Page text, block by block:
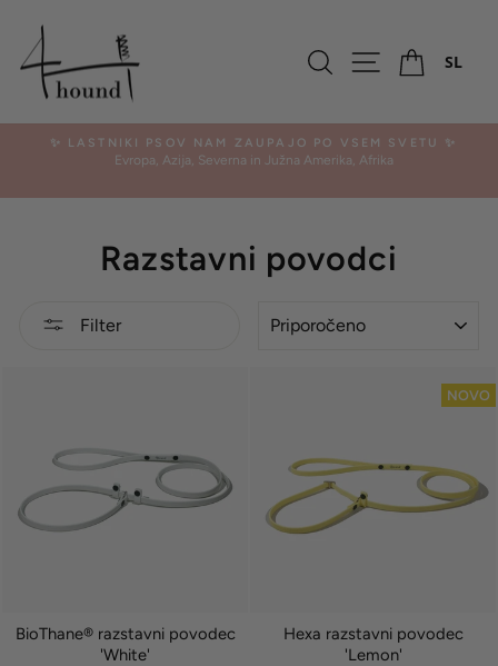
Iskalnik Navigacija
SL
Pavza
✨ LASTNIKI PSOV NAM ZAUPAJO PO VSEM SVETU ✨
Evropa, Azija, Severna in Južna Amerika, Afrika
Razstavni povodci
Filter
BioThane® razstavni povodec
'White'
NOVO
Hexa razstavni povodec
'Lemon'